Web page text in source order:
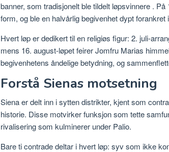
banner, som tradisjonelt ble tildelt løpsvinnere . På
form, og ble en halvårlig begivenhet dypt forankret
Hvert løp er dedikert til en religiøs figur: 2. juli-
mens 16. august-løpet feirer Jomfru Marias
begivenhetens åndelige betydning, og
Forstå Sienas motsetning
Siena er delt inn i sytten distrikter, kjent som
historie. Disse motvirker funksjon som tette
rivalisering som kulminerer under Palio.
Bare ti contrade deltar i hvert løp: syv som ikke